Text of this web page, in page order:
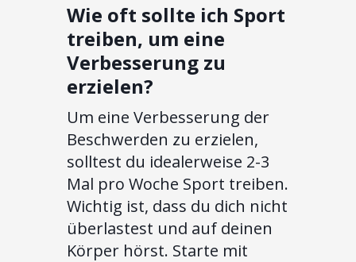
Wie oft sollte ich Sport
treiben, um eine
Verbesserung zu
erzielen?
Um eine Verbesserung der
Beschwerden zu erzielen,
solltest du idealerweise 2-3
Mal pro Woche Sport treiben.
Wichtig ist, dass du dich nicht
überlastest und auf deinen
Körper hörst. Starte mit